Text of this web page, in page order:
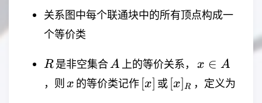
关系图中每个联通块中的所有顶点构成一
个等价类
R
R是非空集合 A
A 上的等价关系，x
\in
A
x ∈ A
，则 x
x 的等价类记作 [x]
[x] 或 [x]_R
[x]R ，定义为